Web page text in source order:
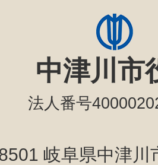
中津川市
法人番号
岐阜県中津